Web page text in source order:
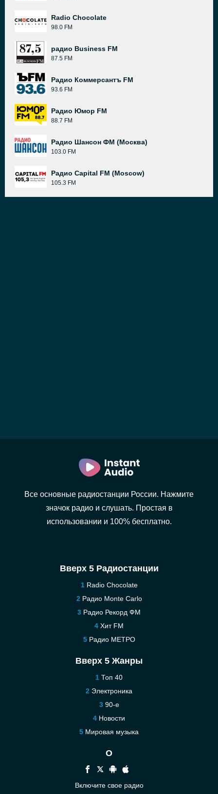
Radio Chocolate
98.0 FM
радио Business FM
87.5 FM
Радио Коммерсантъ FM
93.6 FM
Радио Юмор FM
88.7 FM
Радио Шансон ФМ (Москва)
103.0 FM
Радио Capital FM (Moscow)
105.3 FM
Все основные радиостанции России. Нажмите
значок радио и слушать. Простая в
использовании и 100% бесплатно.
Вверх 5 Радиостанции
Radio Chocolate
Радио Monte Carlo
Радио Рекорд ФМ
Хит FM
Радио МЕТРО
Вверх 5 Жанры
Топ 40
Электроника
90-е
Новости
Мировая музыка
О
Включите свое радио